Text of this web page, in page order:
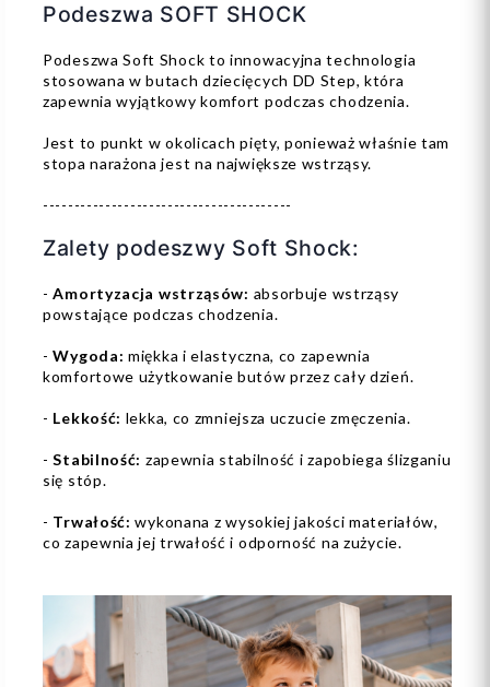
Podeszwa SOFT SHOCK
Podeszwa Soft Shock to innowacyjna technologia
stosowana w butach dziecięcych DD Step, która
zapewnia wyjątkowy komfort podczas chodzenia.
Jest to punkt w okolicach pięty, ponieważ właśnie tam
stopa narażona jest na największe wstrząsy.
----------------------------------------
Zalety podeszwy Soft Shock:
-Amortyzacja wstrząsów: absorbuje wstrząsy
powstające podczas chodzenia.
-Wygoda:miękka i elastyczna, co zapewnia
komfortowe użytkowanie butów przez cały dzień.
- Lekkość: lekka, co zmniejsza uczucie zmęczenia.
-Stabilność: zapewnia stabilność i zapobiega ślizganiu
się stóp.
- Trwałość:wykonana z wysokiej jakości materiałów,
co zapewnia jej trwałość i odporność na zużycie.